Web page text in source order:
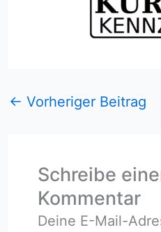
← Vorheriger Beitrag
Schreibe
Kommentar
Deine E-Mail-